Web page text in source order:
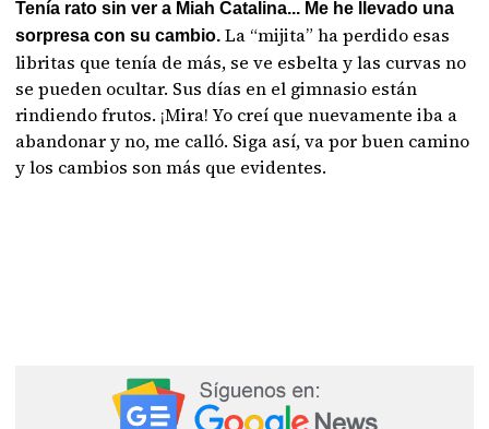
Tenía rato sin ver a Miah Catalina... Me he llevado una
sorpresa con su cambio. La “mijita” ha perdido esas
libritas que tenía de más, se ve esbelta y las curvas no
se pueden ocultar. Sus días en el gimnasio están
rindiendo frutos. ¡Mira! Yo creí que nuevamente iba a
abandonar y no, me calló. Siga así, va por buen camino
y los cambios son más que evidentes.